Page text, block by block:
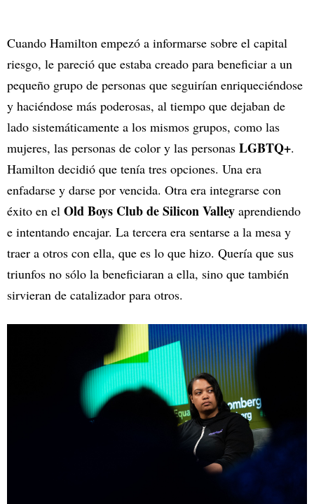
Cuando Hamilton empezó a informarse sobre el capital
riesgo, le pareció que estaba creado para beneficiar a un
pequeño grupo de personas que seguirían enriqueciéndose
y haciéndose más poderosas, al tiempo que dejaban de
lado sistemáticamente a los mismos grupos, como las
mujeres, las personas de color y las personas LGBTQ+.
Hamilton decidió que tenía tres opciones. Una era
enfadarse y darse por vencida. Otra era integrarse con
éxito en el Old Boys Club de Silicon Valley aprendiendo
e intentando encajar. La tercera era sentarse a la mesa y
traer a otros con ella, que es lo que hizo. Quería que sus
triunfos no sólo la beneficiaran a ella, sino que también
sirvieran de catalizador para otros.